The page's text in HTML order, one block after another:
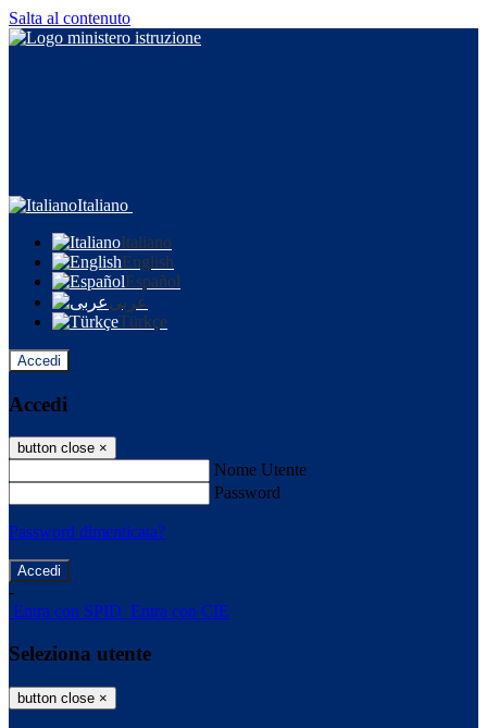
Salta al contenuto
Italiano
Italiano
English
Español
عربى
Türkçe
Accedi
Accedi
button close ×
Nome Utente
Password
Password dimenticata?
-
Entra con SPID Entra con CIE
Seleziona utente
button close ×